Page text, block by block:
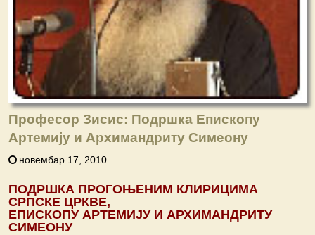
Професор Зисис: Подршка Епископу
Артемију и Архимандриту Симеону
новембар 17, 2010
ПОДРШКА ПРОГОЊЕНИМ КЛИРИЦИМА
СРПСКЕ ЦРКВЕ,
ЕПИСКОПУ АРТЕМИЈУ И АРХИМАНДРИТУ
СИМЕОНУ